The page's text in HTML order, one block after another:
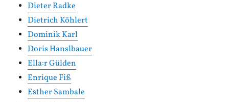
Dieter Radke
Dietrich Köhlert
Dominik Karl
Doris Hanslbauer
Ella:r Gülden
Enrique Fiß
Esther Sambale